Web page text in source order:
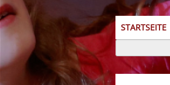
STARTSEITE